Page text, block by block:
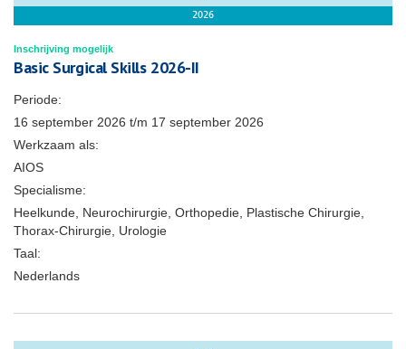
2026
Inschrijving mogelijk
Basic Surgical Skills 2026-II
Periode:
16 september 2026 t/m 17 september 2026
Werkzaam als:
AIOS
Specialisme:
Heelkunde, Neurochirurgie, Orthopedie, Plastische Chirurgie,
Thorax-Chirurgie, Urologie
Taal:
Nederlands